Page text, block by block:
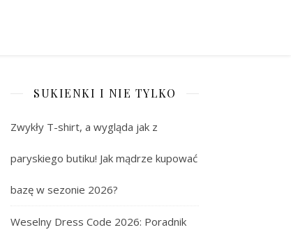
SUKIENKI I NIE TYLKO
Zwykły T-shirt, a wygląda jak z
paryskiego butiku! Jak mądrze kupować
bazę w sezonie 2026?
Weselny Dress Code 2026: Poradnik